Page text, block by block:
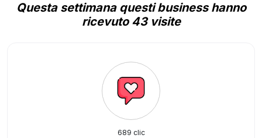
Questa settimana questi business hanno
ricevuto 43 visite
689 clic